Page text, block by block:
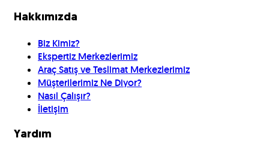
Hakkımızda
Biz Kimiz?
Ekspertiz Merkezlerimiz
Araç Satış ve Teslimat Merkezlerimiz
Müşterilerimiz Ne Diyor?
Nasıl Çalışır?
İletişim
Yardım